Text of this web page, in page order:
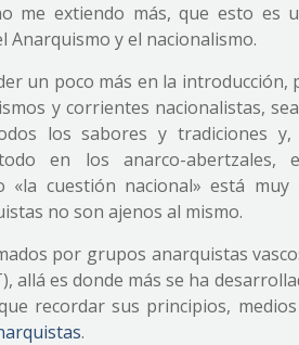
me extiendo más, que esto es
Anarquismo y el nacionalismo.
un poco más en la
y corrientes nacionalistas,
los sabores y tradiciones
en los anarco-
«la cuestión nacional» está
no son ajenos al mismo.
por grupos anarquistas
allá es donde más se ha
recordar sus principios,
.